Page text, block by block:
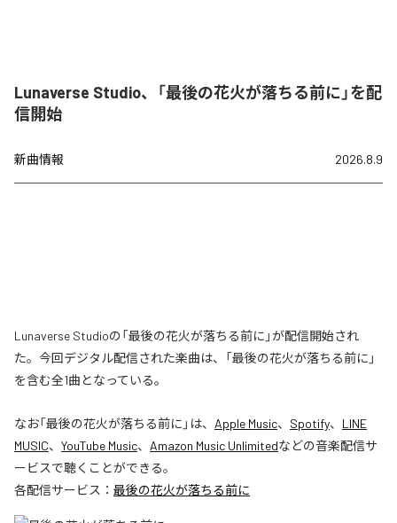
Lunaverse Studio、「最後の花火が落ちる前に」を配
信開始
新曲情報 2026.8.9
Lunaverse Studioの「最後の花火が落ちる前に」が配信開始され
た。今回デジタル配信された楽曲は、「最後の花火が落ちる前に」
を含む全1曲となっている。
なお「最後の花火が落ちる前に 」は、 Apple Music、 Spotify、 LINE
MUSIC、 YouTube Music、 Amazon Music Unlimitedなどの音楽配信サ
ービスで聴くことができる。
各配信サービス： 最後の花火が落ちる前に